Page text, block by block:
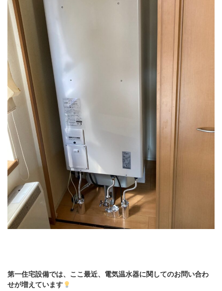
第一住宅設備では、ここ最近、電気温水器に関してのお問い合わ
せが増えています